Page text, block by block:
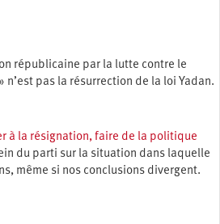
républicaine par la lutte contre le
n’est pas la résurrection de la loi Yadan.
à la résignation, faire de la politique
du parti sur la situation dans laquelle
même si nos conclusions divergent.